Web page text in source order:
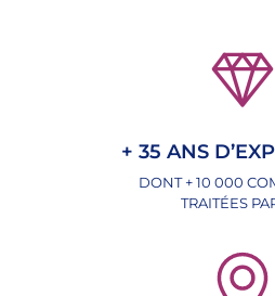
+ 35 ANS
DONT + 10 000
TRAITÉES